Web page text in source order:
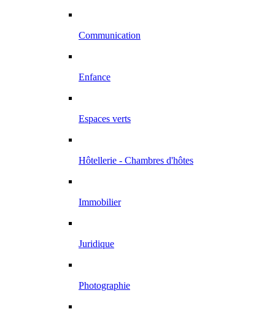
Communication
Enfance
Espaces verts
Hôtellerie - Chambres d'hôtes
Immobilier
Juridique
Photographie